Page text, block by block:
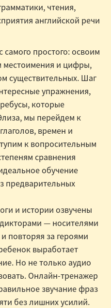
чтения,
английской речи
самого простого: освоим
местоимения и цифры,
существительных. Шаг
упражнения,
которые
мы перейдем к
времен и
к вопросительным
сравнения
обучение
предварительных
и истории озвучены
— носителями
повторяя за героями
выработает
Но не только аудио
Онлайн-тренажер
звучание фраз
без лишних усилий.